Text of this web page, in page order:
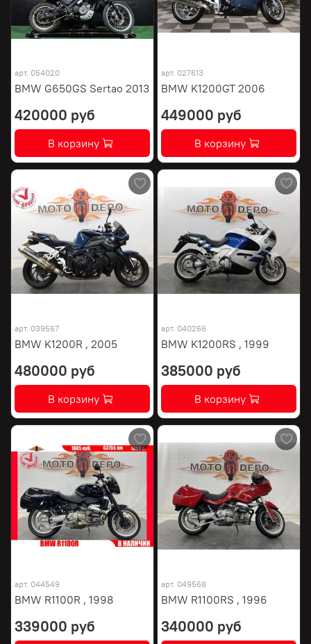
арт. 054020
BMW G650GS Sertao 2013
420000 руб
В корзину
арт. 027613
BMW K1200GT 2006
449000 руб
В корзину
арт. 039567
BMW K1200R , 2005
480000 руб
В корзину
арт. 040266
BMW K1200RS , 1999
385000 руб
В корзину
арт. 044549
BMW R1100R , 1998
339000 руб
арт. 049568
BMW R1100RS , 1996
340000 руб